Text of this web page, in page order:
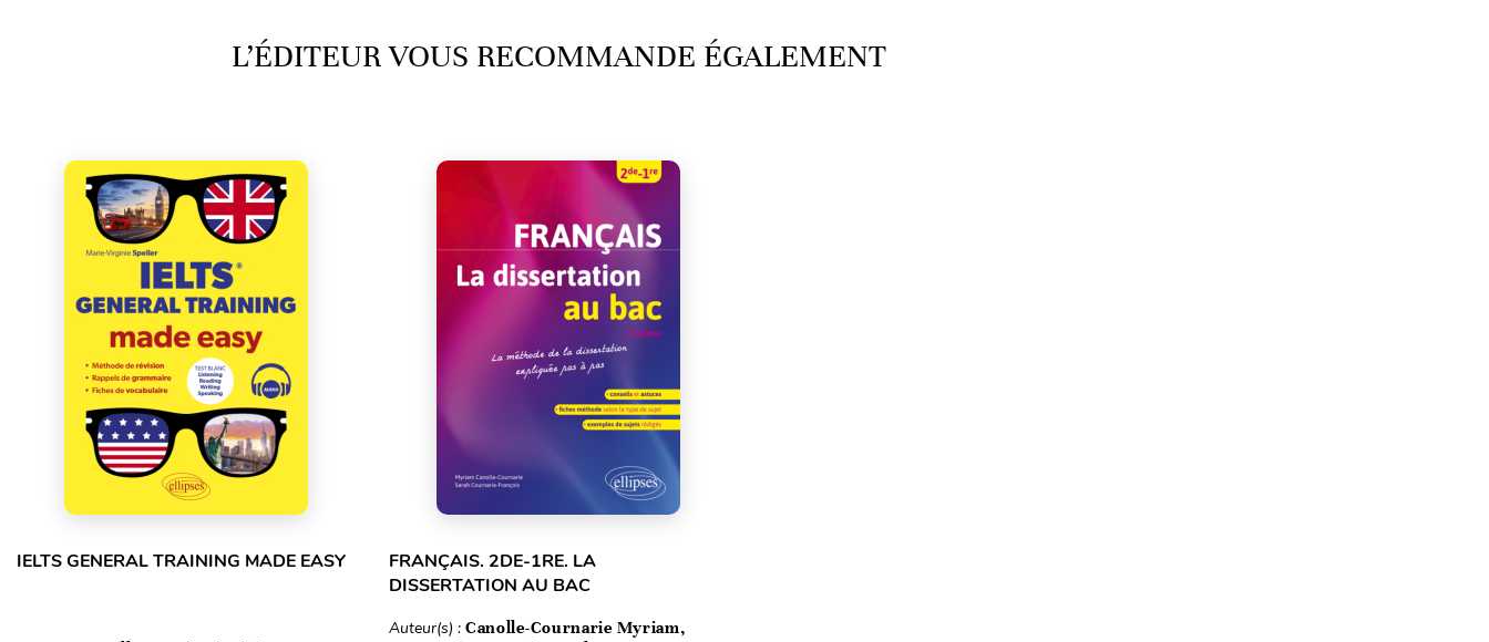
L’ÉDITEUR VOUS RECOMMANDE ÉGALEMENT
IELTS GENERAL TRAINING MADE EASY
FRANÇAIS. 2DE-1RE. LA
DISSERTATION AU BAC
Auteur(s) : Canolle-Cournarie Myriam,